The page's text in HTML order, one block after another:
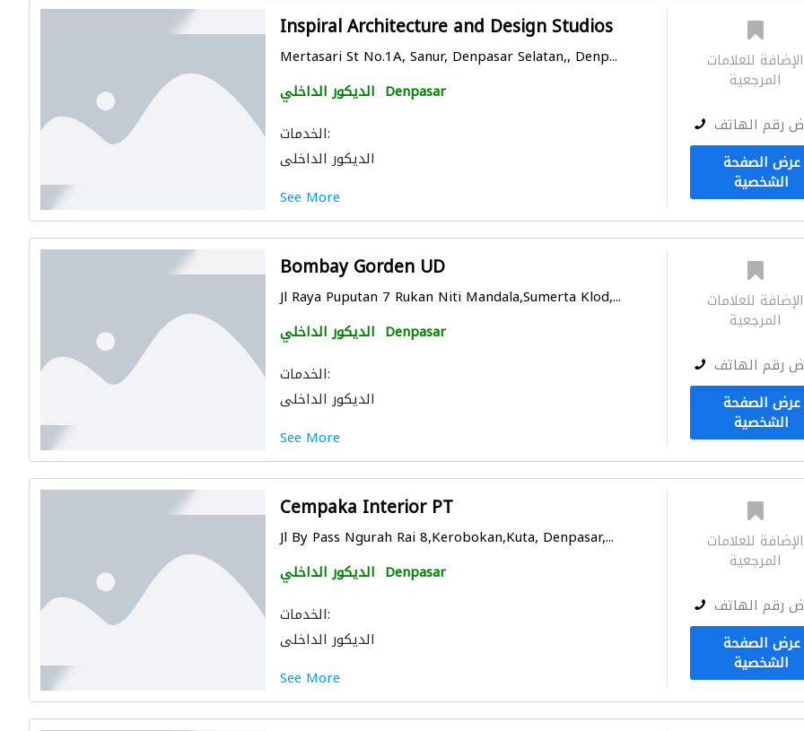
Inspiral Architecture and Design Studios
Mertasari St No.1A, Sanur, Denpasar Selatan,, Denp...
الديكور الداخلي Denpasar
الخدمات:
الديكور الداخلي
See More
الإضافة للعلامات
المرجعية
رقم الهاتف
عرض الصفحة
الشخصية
Bombay Gorden UD
Jl Raya Puputan 7 Rukan Niti Mandala,Sumerta Klod,...
الديكور الداخلي Denpasar
الخدمات:
الديكور الداخلي
See More
الإضافة للعلامات
المرجعية
رقم الهاتف
عرض الصفحة
الشخصية
Cempaka Interior PT
Jl By Pass Ngurah Rai 8,Kerobokan,Kuta, Denpasar,...
الديكور الداخلي Denpasar
الخدمات:
الديكور الداخلي
See More
الإضافة للعلامات
المرجعية
رقم الهاتف
عرض الصفحة
الشخصية